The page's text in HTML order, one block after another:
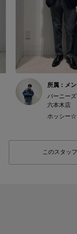
所属：メ
バーニー
六本木店
ホッシー☆
このスタッ